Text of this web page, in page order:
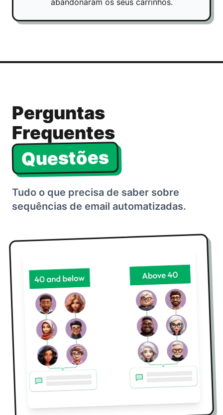
abandonaram os seus carrinhos.
Perguntas
Frequentes
Questões
Tudo o que precisa de saber sobre
sequências de email automatizadas.